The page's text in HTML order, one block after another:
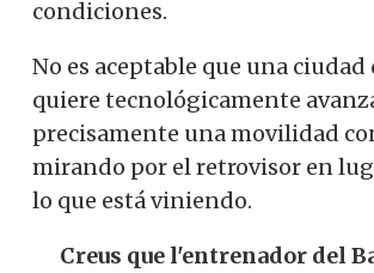
condiciones.
No es aceptable que una ciudad
quiere tecnológicamente
precisamente una movilidad
mirando por el retrovisor en
lo que está viniendo.
Creus que l'entrenador del